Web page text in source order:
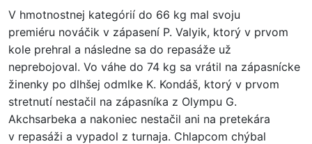
V hmotnostnej kategórií do 66 kg mal svoju
premiéru nováčik v zápasení P. Valyik, ktorý v prvom
kole prehral a následne sa do repasáže už
neprebojoval. Vo váhe do 74 kg sa vrátil na zápasnícke
žinenky po dlhšej odmlke K. Kondáš, ktorý v prvom
stretnutí nestačil na zápasníka z Olympu G.
Akchsarbeka a nakoniec nestačil ani na pretekára
v repasáži a vypadol z turnaja. Chlapcom chýbal